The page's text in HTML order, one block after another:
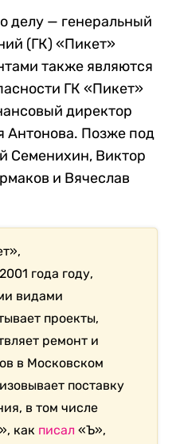
делу — генеральный
(ГК) «Пикет»
также являются
ГК «Пикет»
директор
Антонова. Позже под
Семенихин, Виктор
и Вячеслав
года году,
видами
проекты,
ремонт и
в Московском
поставку
в том числе
как писал «Ъ»,